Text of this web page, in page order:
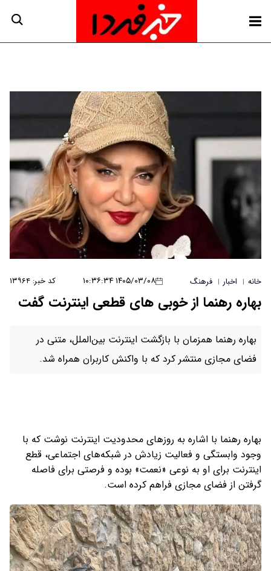
خانه | اخبار | فرهنگ ۱۴۰۵/۰۳/۰۸ ۱۰:۳۶:۳۴ کد خبر: ۱۳۹۶۴
بهاره رهنما از خوبی های قطعی اینترنت گفت
بهاره رهنما همزمان با بازگشت اینترنت بین‌الملل، متنی در
فضای مجازی منتشر کرد که با واکنش کاربران همراه شد.
بهاره رهنما با اشاره به روزهای محدودیت اینترنت نوشت که با
وجود وابستگی و فعالیت زیادش در شبکه‌های اجتماعی، قطع
اینترنت برای او به نوعی «نعمت» بوده و فرصتی برای فاصله
گرفتن از فضای مجازی فراهم کرده است.